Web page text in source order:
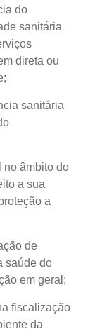
do
sanitária
direta ou
sanitária
no âmbito do
a sua
a
de
saúde do
em geral;
fiscalização
da